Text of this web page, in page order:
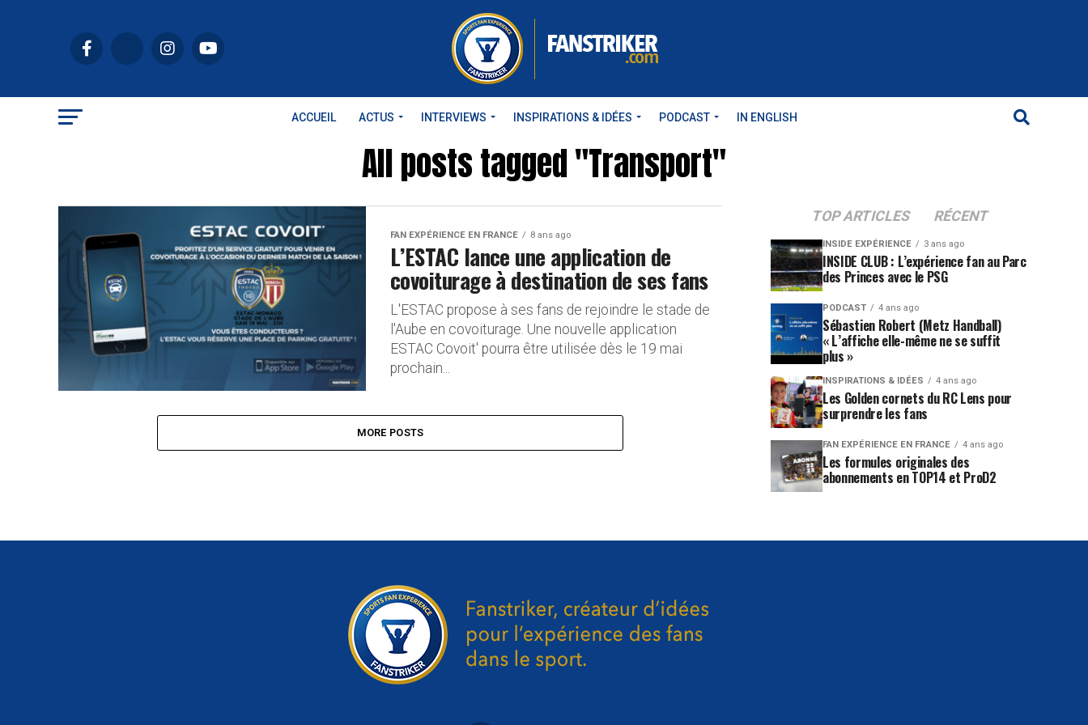
ACCUEIL ACTUS INTERVIEWS INSPIRATIONS & IDÉES PODCAST IN ENGLISH
All posts tagged "Transport"
FAN EXPÉRIENCE EN FRANCE 8 ans ago
L’ESTAC lance une application de
covoiturage à destination de ses fans
L'ESTAC propose à ses fans de rejoindre le stade de
l'Aube en covoiturage. Une nouvelle application
ESTAC Covoit' pourra être utilisée dès le 19 mai
prochain...
MORE POSTS
TOP ARTICLES RÉCENT
INSIDE EXPÉRIENCE 3 ans ago
INSIDE CLUB : L’expérience fan au Parc
des Princes avec le PSG
PODCAST 4 ans ago
Sébastien Robert (Metz Handball)
« L’affiche elle-même ne se suffit
plus »
INSPIRATIONS & IDÉES 4 ans ago
Les Golden cornets du RC Lens pour
surprendre les fans
FAN EXPÉRIENCE EN FRANCE 4 ans ago
Les formules originales des
abonnements en TOP14 et ProD2